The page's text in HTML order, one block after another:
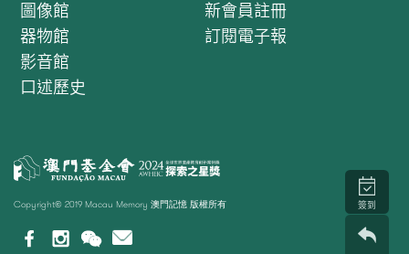
圖像館
器物館
影音館
口述歷史
新會員註冊
訂閱電子報
Copyright© 2019 Macau Memory 澳門記憶 版權所有 簽到